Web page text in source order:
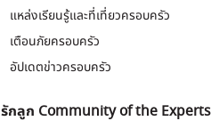
แหล่งเรียนรู้และที่เที่ยวครอบครัว
เตือนภัยครอบครัว
อัปเดตข่าวครอบครัว
รักลูก Community of the Experts